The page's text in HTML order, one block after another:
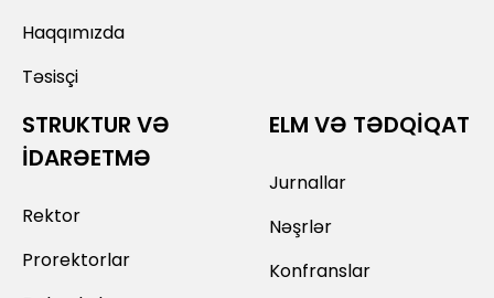
Haqqımızda
Təsisçi
STRUKTUR VƏ
İDARƏETMƏ
Rektor
Prorektorlar
ELM VƏ TƏDQİQAT
Jurnallar
Nəşrlər
Konfranslar